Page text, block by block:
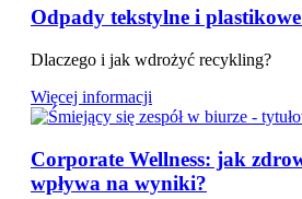
Odpady tekstylne i
Dlaczego i jak wdrożyć recykling?
Więcej informacji
Corporate Wellness: jak
wpływa na wyniki?